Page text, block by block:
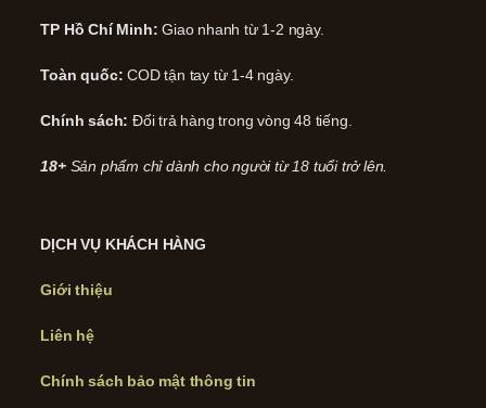
TP Hồ Chí Minh: Giao nhanh từ 1-2 ngày.
Toàn quốc: COD tận tay từ 1-4 ngày.
Chính sách: Đổi trả hàng trong vòng 48 tiếng.
18+ Sản phẩm chỉ dành cho người từ 18 tuổi trở lên.
DỊCH VỤ KHÁCH HÀNG
Giới thiệu
Liên hệ
Chính sách bảo mật thông tin